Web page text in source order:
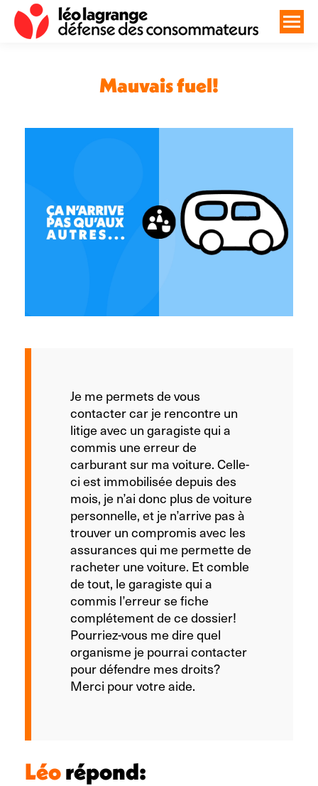
Mauvais fuel!
Je me permets de vous
contacter car je rencontre un
litige avec un garagiste qui a
commis une erreur de
carburant sur ma voiture. Celle-
ci est immobilisée depuis des
mois, je n’ai donc plus de voiture
personnelle, et je n’arrive pas à
trouver un compromis avec les
assurances qui me permette de
racheter une voiture. Et comble
de tout, le garagiste qui a
commis l’erreur se fiche
complétement de ce dossier!
Pourriez-vous me dire quel
organisme je pourrai contacter
pour défendre mes droits?
Merci pour votre aide.
Léorépond: